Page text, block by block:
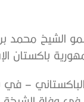
الشيخ محمد بن
باكستان
–